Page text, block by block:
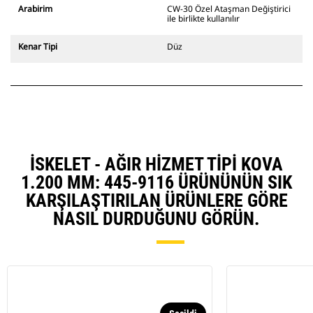
açmaya uygun genişlikte ataşman
CW Özel Ataşman Değiştirici
menteşeleri kullanır. CW Özel
tüm paletli ve tekerlekli
ekskavatörler için mevcuttur.
Arabirim
CW-30 Özel Ataşman Değiştirici
ile birlikte kullanılır
Kenar Tipi Düz
İSKELET - AĞIR HIZMET TIPI KOVA
1.200 MM: 445-9116 ÜRÜNÜNÜN SIK
KARŞILAŞTIRILAN ÜRÜNLERE GÖRE
NASIL DURDUĞUNU GÖRÜN.